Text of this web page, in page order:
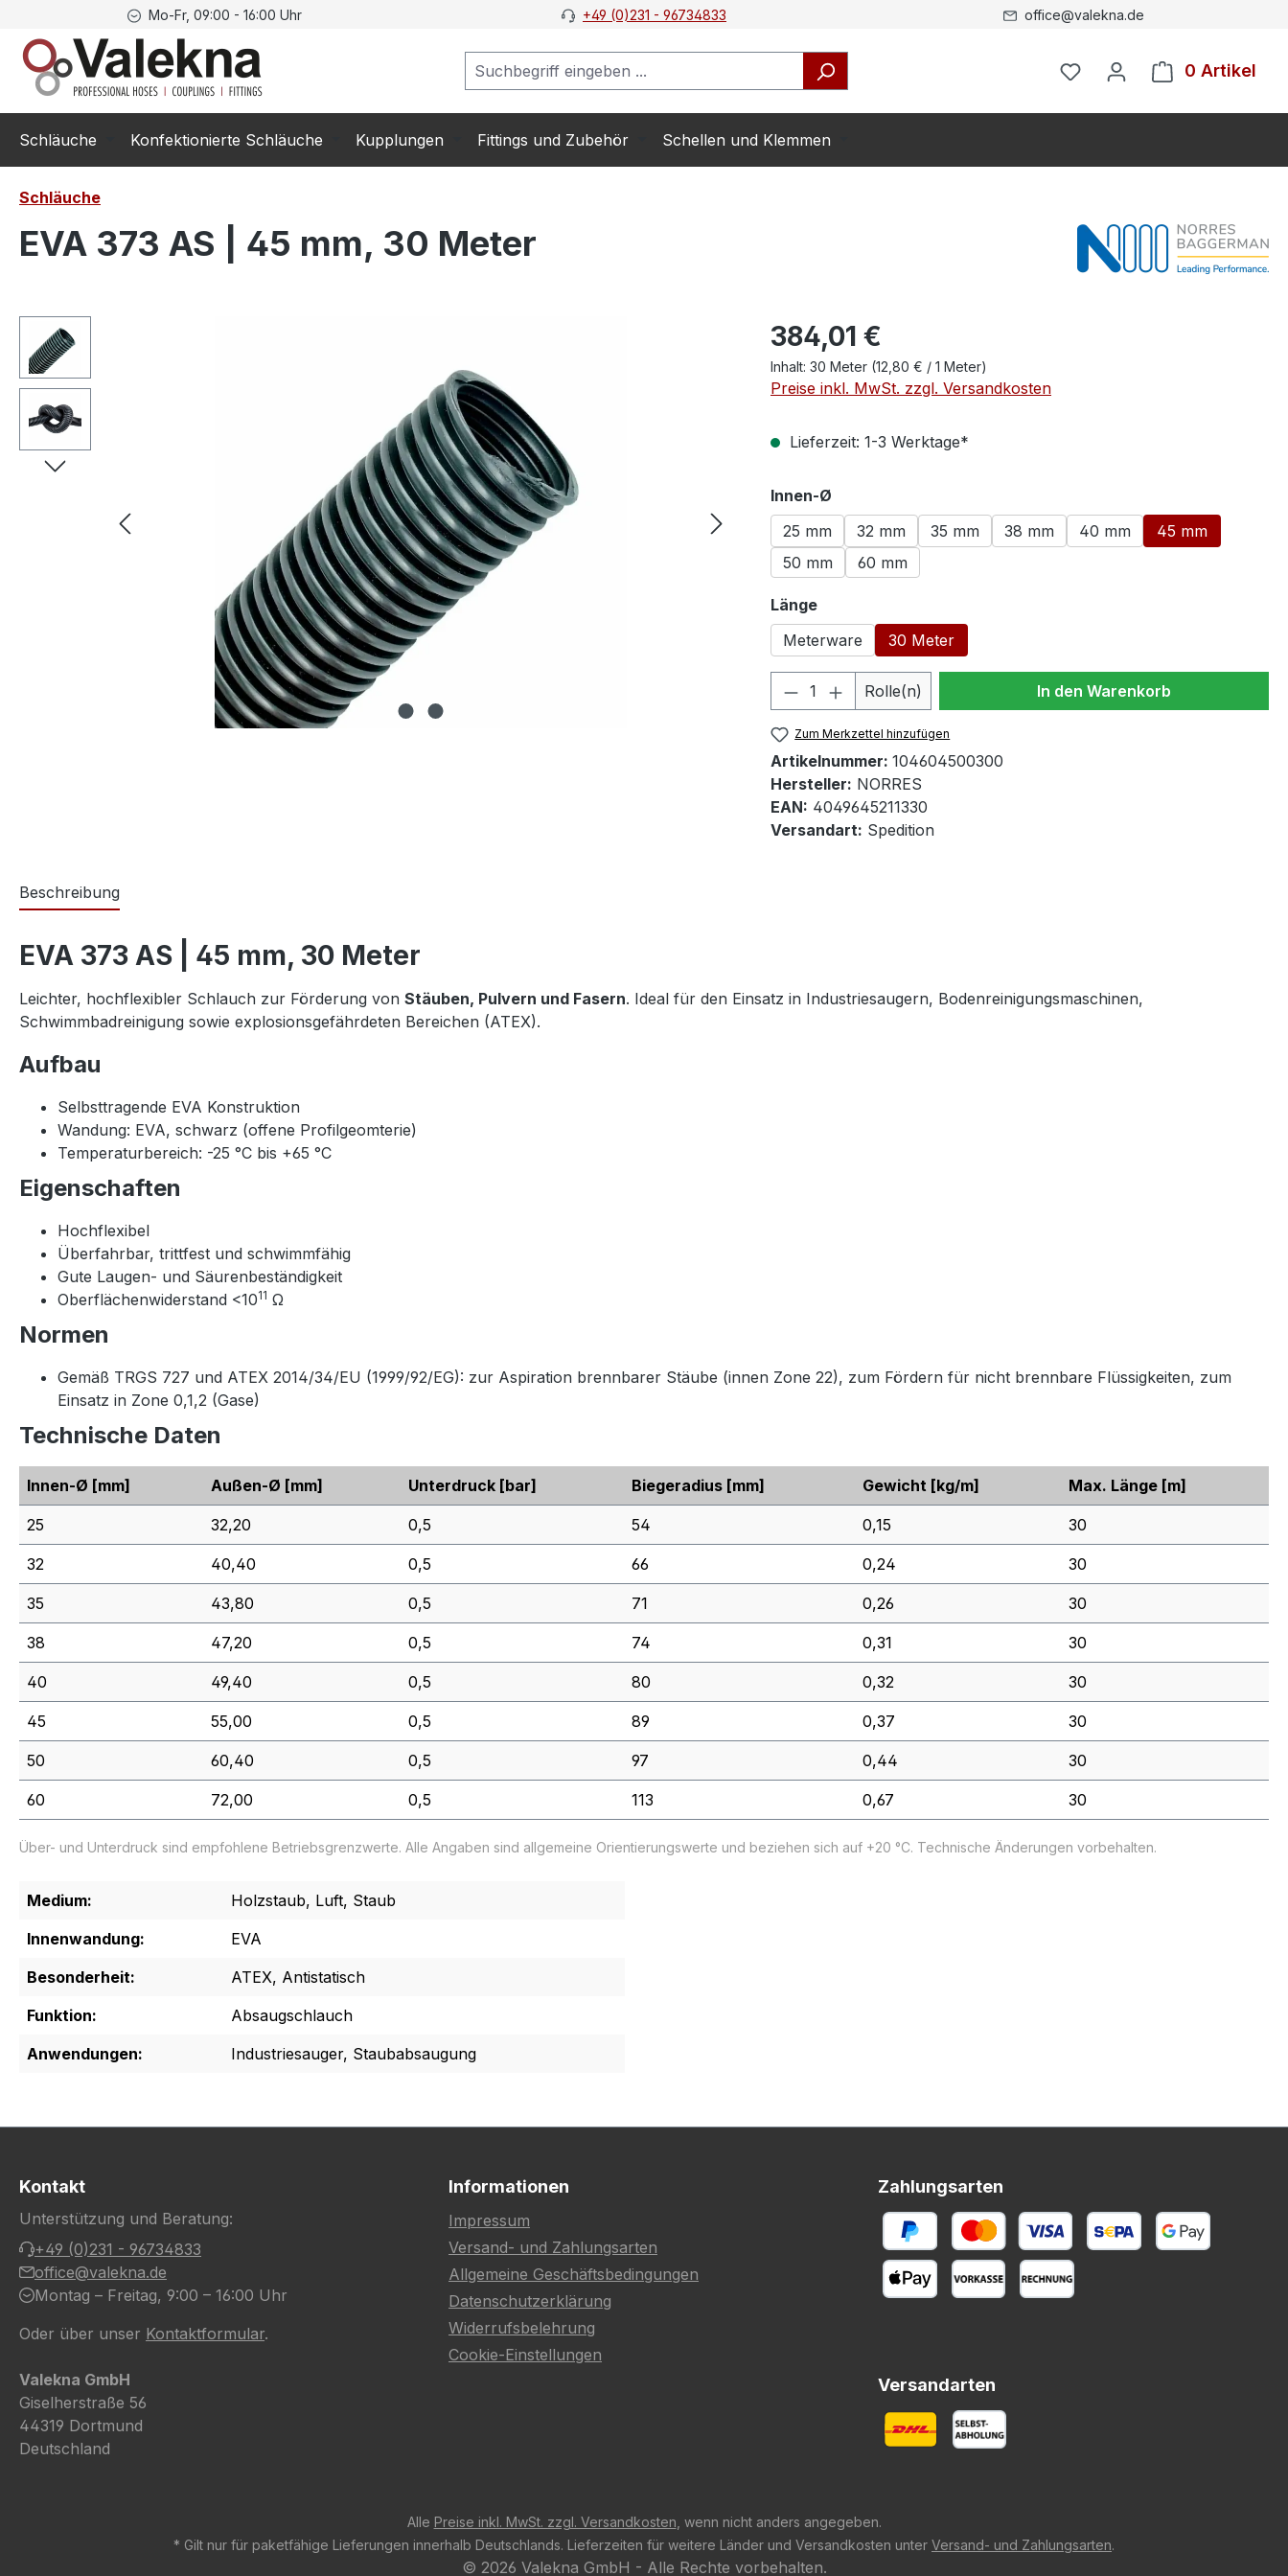
Zur Hauptnavigation springen
Mo-Fr, 09:00 - 16:00 Uhr +49 (0)231 - 96734833 office@valekna.de
0 Artikel
Schläuche Konfektionierte Schläuche Kupplungen Fittings und Zubehör Schellen und Klemmen
Schläuche
EVA 373 AS | 45 mm, 30 Meter
Bildergalerie überspringen 384,01 €
Inhalt: 30 Meter (12,80 € / 1 Meter)
Preise inkl. MwSt. zzgl. Versandkosten
Lieferzeit: 1-3 Werktage*
Innen-Ø
25 mm
32 mm 35 mm 38 mm 40 mm
45 mm
50 mm
60 mm
Längeauswählen
Meterware
30 Meter
Produkt Anzahl: Gib den gewünschten Wert
Rolle(n) In den Warenkorb
Zum Merkzettel hinzufügen
Artikelnummer: 104604500300
Hersteller: NORRES
EAN: 4049645211330
Versandart: Spedition
Beschreibung
EVA 373 AS | 45 mm, 30 Meter
Leichter, hochflexibler Schlauch zur Förderung von Stäuben, Pulvern und Fasern. Ideal für den Einsatz in Industriesaugern, Bodenreinigungsmaschinen,
Schwimmbadreinigung sowie explosionsgefährdeten Bereichen (ATEX).
Aufbau
Selbsttragende EVA Konstruktion
Wandung: EVA, schwarz (offene Profilgeomterie)
Temperaturbereich: -25 °C bis +65 °C
Eigenschaften
Hochflexibel
Überfahrbar, trittfest und schwimmfähig
Gute Laugen- und Säurenbeständigkeit
Oberflächenwiderstand <1011 Ω
Normen
Gemäß TRGS 727 und ATEX 2014/34/EU (1999/92/EG): zur Aspiration brennbarer Stäube (innen Zone 22), zum Fördern für nicht brennbare Flüssigkeiten, zum
Einsatz in Zone 0,1,2 (Gase)
Technische Daten
Innen-Ø [mm] Außen-Ø [mm] Unterdruck [bar] Biegeradius [mm] Gewicht [kg/m] Max. Länge [m]
25 32,20 0,5 54 0,15 30
32 40,40 0,5 66 0,24 30
35 43,80 0,5 71 0,26 30
38 47,20 0,5 74 0,31 30
40 49,40 0,5 80 0,32 30
45 55,00 0,5 89 0,37 30
50 60,40 0,5 97 0,44 30
60 72,00 0,5 113 0,67 30
Über- und Unterdruck sind empfohlene Betriebsgrenzwerte. Alle Angaben sind allgemeine Orientierungswerte und beziehen sich auf +20 °C. Technische Änderungen vorbehalten.
Medium:
Holzstaub, Luft, Staub
Innenwandung:
EVA
Besonderheit:
ATEX, Antistatisch
Funktion:
Absaugschlauch
Anwendungen:
Industriesauger, Staubabsaugung
Kontakt
Unterstützung und Beratung:
+49 (0)231 - 96734833
office@valekna.de
Montag – Freitag, 9:00 – 16:00 Uhr
Oder über unser Kontaktformular.
Valekna GmbH
Giselherstraße 56
44319 Dortmund
Deutschland
Informationen
Impressum
Versand- und Zahlungsarten
Allgemeine Geschäftsbedingungen
Datenschutzerklärung
Widerrufsbelehrung
Cookie-Einstellungen
Zahlungsarten
Versandarten
Alle Preise inkl. MwSt. zzgl. Versandkosten , wenn nicht anders angegeben.
* Gilt nur für paketfähige Lieferungen innerhalb Deutschlands. Lieferzeiten für weitere Länder und Versandkosten unter Versand- und Zahlungsarten.
© 2026 Valekna GmbH - Alle Rechte vorbehalten.